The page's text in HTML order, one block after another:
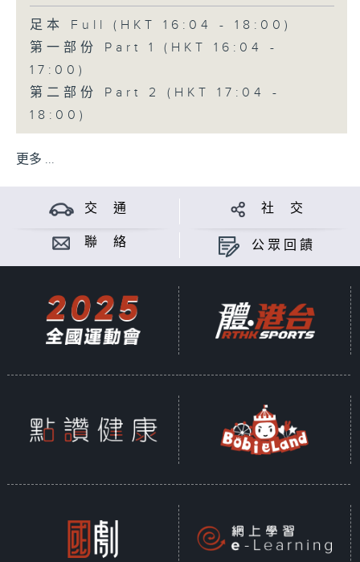
足本 Full (HKT 16:04 - 18:00)
第一部份 Part 1 (HKT 16:04 -
17:00)
第二部份 Part 2 (HKT 17:04 -
18:00)
更多 ...
交 通 社 交
聯 絡 公眾回饋